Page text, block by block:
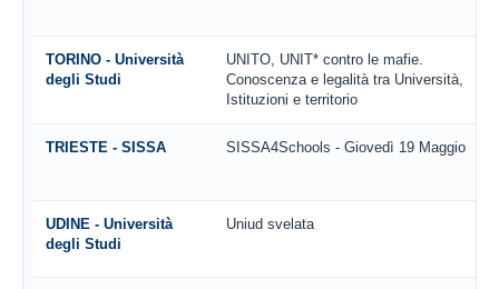
TORINO - Università
degli Studi
UNITO, UNIT* contro le mafie.
Conoscenza e legalità tra Università,
Istituzioni e territorio
TRIESTE - SISSA SISSA4Schools - Giovedì 19 Maggio
UDINE - Università
degli Studi
Uniud svelata